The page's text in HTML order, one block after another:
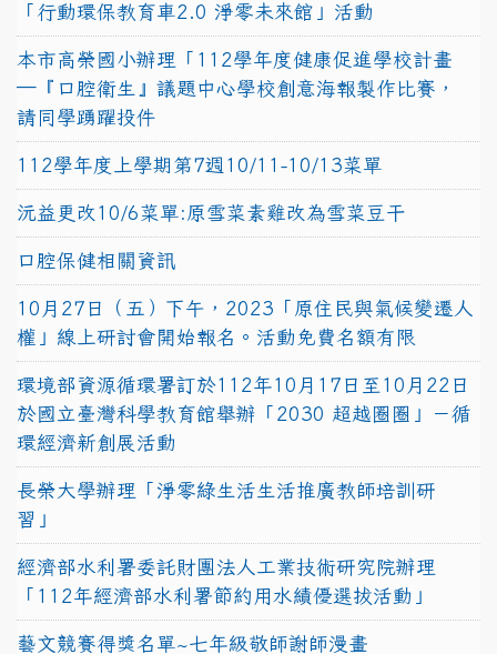
「行動環保教育車2.0 淨零未來館」活動
本市高榮國小辦理「112學年度健康促進學校計畫
─『口腔衛生』議題中心學校創意海報製作比賽，
請同學踴躍投件
112學年度上學期第7週10/11-10/13菜單
沅益更改10/6菜單:原雪菜素雞改為雪菜豆干
口腔保健相關資訊
10月27日（五）下午，2023「原住民與氣候變遷人
權」線上研討會開始報名。活動免費名額有限
環境部資源循環署訂於112年10月17日至10月22日
於國立臺灣科學教育館舉辦「2030 超越圈圈」－循
環經濟新創展活動
長榮大學辦理「淨零綠生活生活推廣教師培訓研
習」
經濟部水利署委託財團法人工業技術研究院辦理
「112年經濟部水利署節約用水績優選拔活動」
藝文競賽得獎名單~七年級敬師謝師漫畫